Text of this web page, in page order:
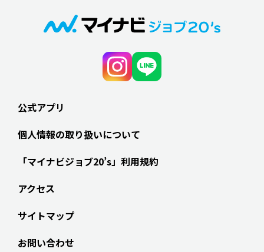
公式アプリ
個人情報の取り扱いについて
「マイナビジョブ20’s」利用規約
アクセス
サイトマップ
お問い合わせ